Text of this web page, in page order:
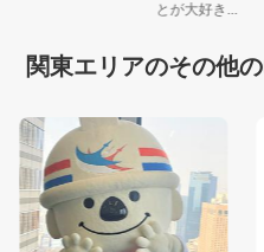
とが大好き...
関東エリアのその他